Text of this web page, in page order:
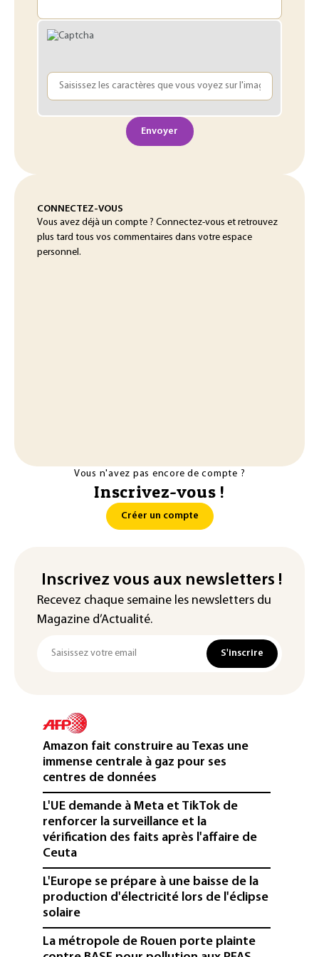
Envoyer
CONNECTEZ-VOUS
Vous avez déjà un compte ? Connectez-vous et retrouvez
plus tard tous vos commentaires dans votre espace
personnel.
Vous n'avez pas encore de compte ?
Inscrivez-vous !
Créer un compte
Inscrivez vous aux newsletters !
Recevez chaque semaine les newsletters du
Magazine d’Actualité.
S'inscrire
Amazon fait construire au Texas une
immense centrale à gaz pour ses
centres de données
L'UE demande à Meta et TikTok de
renforcer la surveillance et la
vérification des faits après l'affaire de
Ceuta
L'Europe se prépare à une baisse de la
production d'électricité lors de l'éclipse
solaire
La métropole de Rouen porte plainte